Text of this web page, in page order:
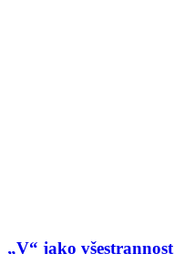
„V“ jako všestrannost